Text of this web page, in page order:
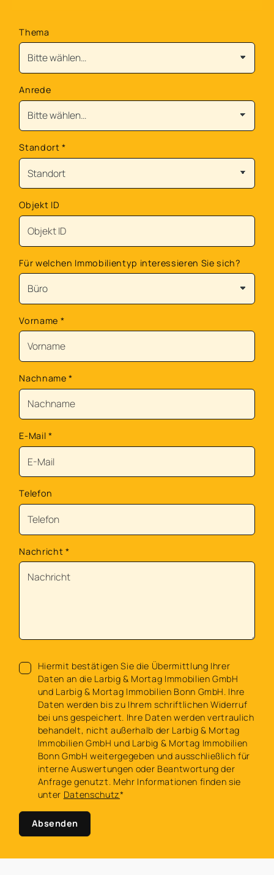
Thema
Anrede
Standort*
Objekt ID
Für welchen Immobilientyp interessieren Sie sich?
Vorname *
Nachname*
E-Mail *
Telefon
Nachricht *
Hiermit bestätigen Sie die Übermittlung Ihrer
Daten an die Larbig & Mortag Immobilien GmbH
und Larbig & Mortag Immobilien Bonn GmbH. Ihre
Daten werden bis zu Ihrem schriftlichen Widerruf
bei uns gespeichert. Ihre Daten werden vertraulich
behandelt, nicht außerhalb der Larbig & Mortag
Immobilien GmbH und Larbig & Mortag Immobilien
Bonn GmbH weitergegeben und ausschließlich für
interne Auswertungen oder Beantwortung der
Anfrage genutzt. Mehr Informationen finden sie
unter Datenschutz*
Absenden